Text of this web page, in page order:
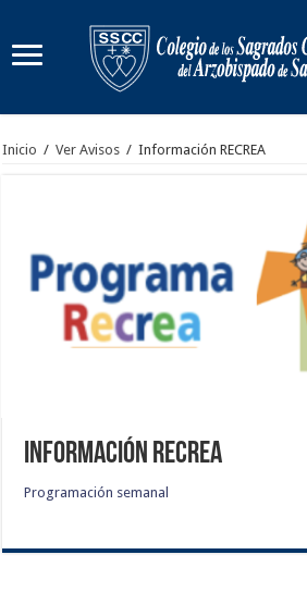
Inicio / Ver Avisos / Información RECREA
Información RECREA
Programación semanal